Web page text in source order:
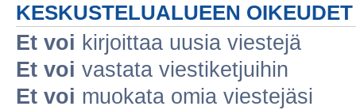
KESKUSTELUALUEEN OIKEUDET
Et voi kirjoittaa uusia viestejä
Et voi vastata viestiketjuihin
Et voi muokata omia viestejäsi